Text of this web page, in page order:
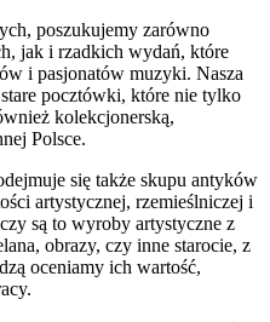
poszukujemy zarówno
jak i rzadkich wydań, które
i pasjonatów muzyki. Nasza
pocztówki, które nie tylko
kolekcjonerską,
Polsce.
się także skupu antyków
artystycznej, rzemieślniczej i
są to wyroby artystyczne z
obrazy, czy inne starocie, z
oceniamy ich wartość,